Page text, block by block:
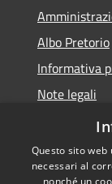
Albo Pretorio
Informativa
Note legali
Questo sito
necessari al
nonché un